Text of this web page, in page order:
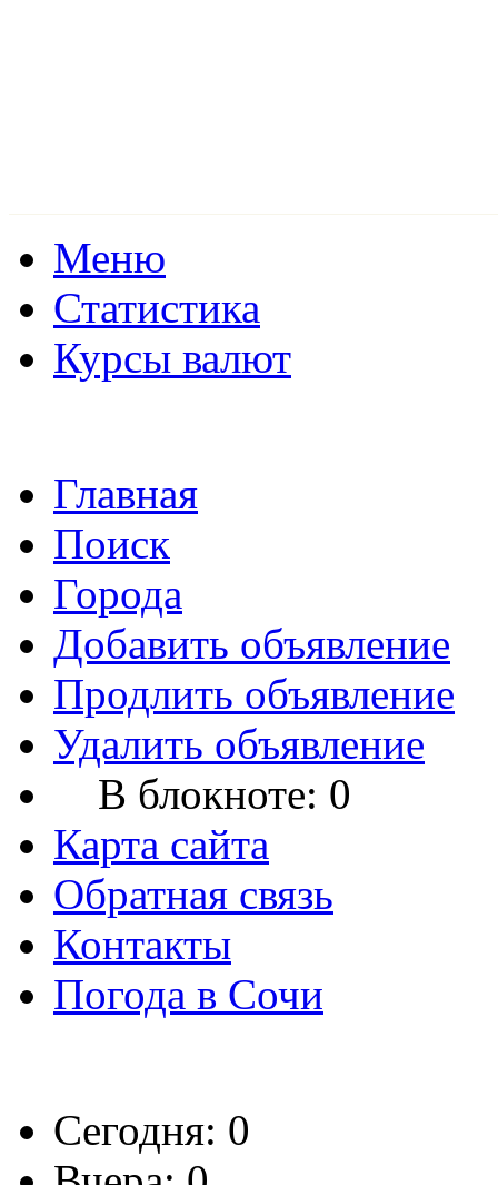
Меню
Статистика
Курсы валют
Главная
Поиск
Города
Добавить объявление
Продлить объявление
Удалить объявление
В блокноте: 0
Карта сайта
Обратная связь
Контакты
Погода в Сочи
Сегодня: 0